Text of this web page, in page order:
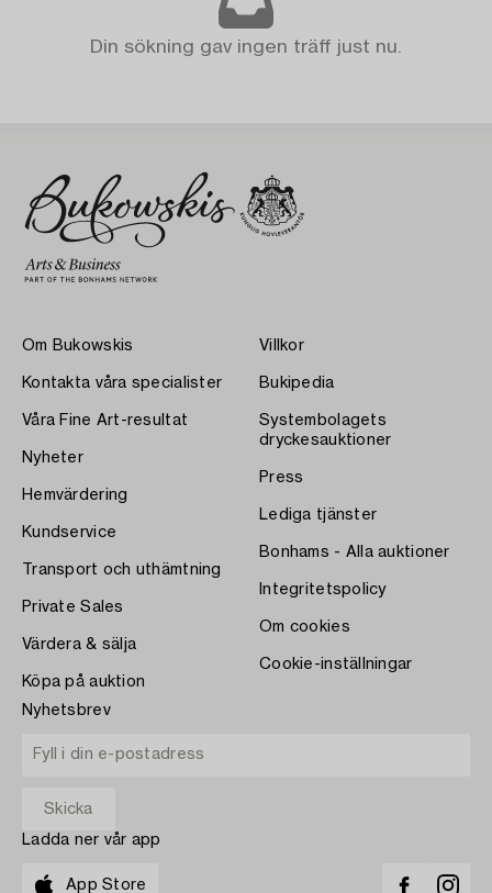
Din sökning gav ingen träff just nu.
Om Bukowskis
Kontakta våra specialister
Våra Fine Art-resultat
Nyheter
Hemvärdering
Kundservice
Transport och uthämtning
Private Sales
Värdera & sälja
Köpa på auktion
Villkor
Bukipedia
Systembolagets
dryckesauktioner
Press
Lediga tjänster
Bonhams - Alla auktioner
Integritetspolicy
Om cookies
Cookie-inställningar
Nyhetsbrev
Ladda ner vår app
App Store